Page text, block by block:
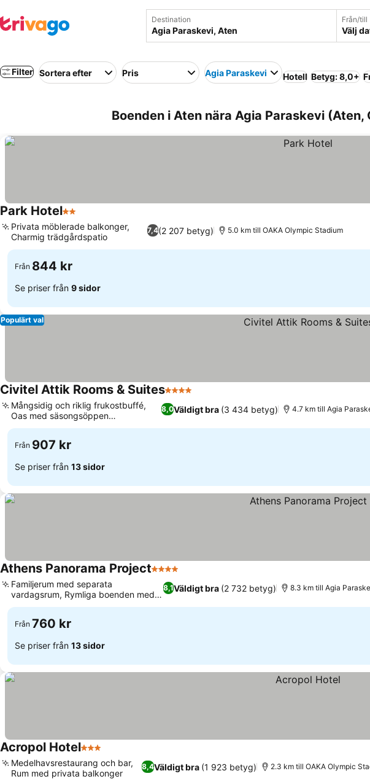
Destination Från/till
Välj
Filter Sortera efter Pris Agia Paraskevi Hotell Betyg: 8,0+
Boenden i Aten nära Agia Paraskevi (Aten,
Park Hotel2 Stjärnor
7,4(2 207 betyg)
Privata möblerade balkonger,
Charmig trädgårdspatio
5.0 km till OAKA Olympic Stadium
Från 844 kr
Se priser från 9 sidor
Populärt val
Civitel Attik Rooms & Suites4 Stjärnor
8,0Väldigt bra (3 434 betyg)
Mångsidig och riklig frukostbuffé,
Oas med säsongsöppen
utomhuspool
4.7 km till Agia
Från 907 kr
Se priser från 13 sidor
Athens Panorama Project4 Stjärnor
8,1Väldigt bra (2 732 betyg)
Familjerum med separata
vardagsrum, Rymliga boenden med
balkonger
8.3 km till Agia
Från 760 kr
Se priser från 13 sidor
Acropol Hotel3 Stjärnor
8,4Väldigt bra (1 923 betyg)
Medelhavsrestaurang och bar,
Rum med privata balkonger
2.3 km till OAKA Olympic